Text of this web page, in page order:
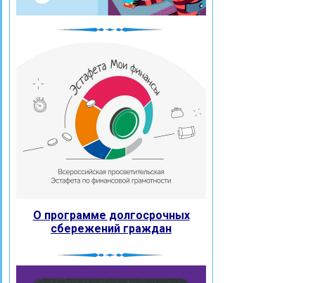
О программе долгосрочных
сбережений граждан